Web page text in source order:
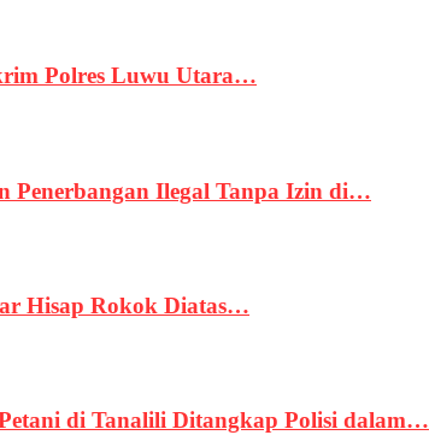
Polres Luwu Utara…
Ilegal Tanpa Izin di…
Hisap Rokok Diatas…
di Tanalili Ditangkap Polisi dalam…